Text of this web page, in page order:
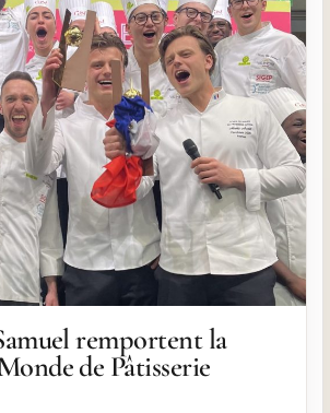
remportent la
de Pâtisserie